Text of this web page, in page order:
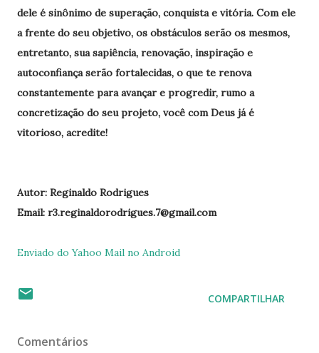
dele é sinônimo de superação, conquista e vitória. Com ele
a frente do seu objetivo, os obstáculos serão os mesmos,
entretanto, sua sapiência, renovação, inspiração e
autoconfiança serão fortalecidas, o que te renova
constantemente para avançar e progredir, rumo a
concretização do seu projeto, você com Deus já é
vitorioso, acredite!
Autor: Reginaldo Rodrigues
Email: r3.reginaldorodrigues.7@gmail.com
Enviado do Yahoo Mail no Android
COMPARTILHAR
Comentários